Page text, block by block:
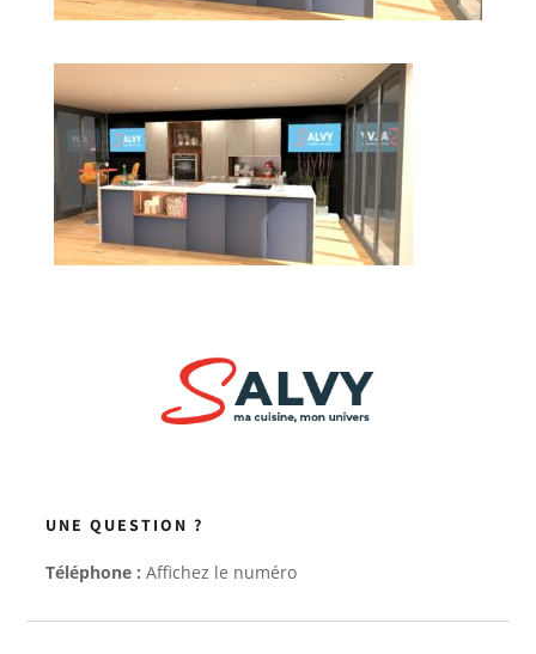
UNE QUESTION ?
Téléphone : Affichez le numéro